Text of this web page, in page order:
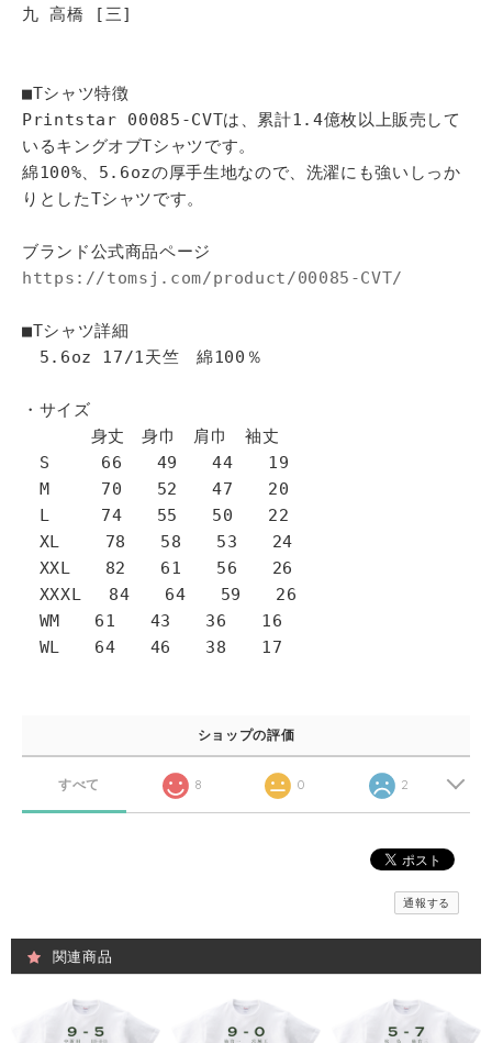
九 高橋 [三]
■Tシャツ特徴
Printstar 00085-CVTは、累計1.4億枚以上販売して
いるキングオブTシャツです。
綿100%、5.6ozの厚手生地なので、洗濯にも強いしっか
りとしたTシャツです。
ブランド公式商品ページ
https://tomsj.com/product/00085-CVT/
■Tシャツ詳細
5.6oz 17/1天竺 綿100％
・サイズ
身丈 身巾 肩巾 袖丈
S 66 49 44 19
M 70 52 47 20
L 74 55 50 22
XL 78 58 53 24
XXL 82 61 56 26
XXXL 84 64 59 26
WM 61 43 36 16
WL 64 46 38 17
ショップの評価
すべて 8 0 2
通報する
関連商品